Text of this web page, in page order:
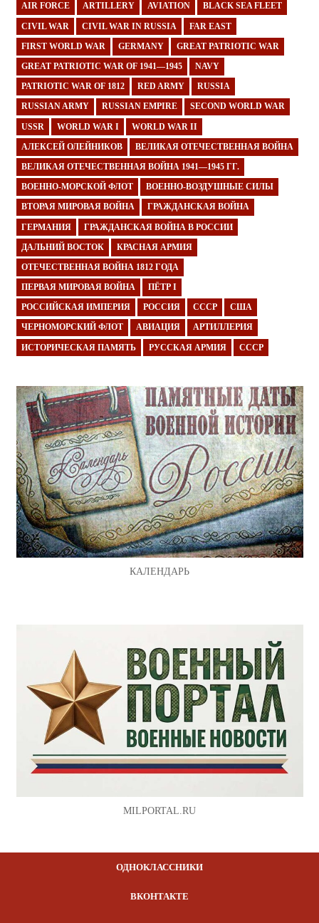
AIR FORCE ARTILLERY AVIATION BLACK SEA FLEET
CIVIL WAR CIVIL WAR IN RUSSIA FAR EAST
FIRST WORLD WAR GERMANY GREAT PATRIOTIC WAR
GREAT PATRIOTIC WAR OF 1941—1945 NAVY
PATRIOTIC WAR OF 1812 RED ARMY RUSSIA
RUSSIAN ARMY RUSSIAN EMPIRE SECOND WORLD WAR
USSR WORLD WAR I WORLD WAR II
АЛЕКСЕЙ ОЛЕЙНИКОВ ВЕЛИКАЯ ОТЕЧЕСТВЕННАЯ ВОЙНА
ВЕЛИКАЯ ОТЕЧЕСТВЕННАЯ ВОЙНА 1941—1945 ГГ.
ВОЕННО-МОРСКОЙ ФЛОТ ВОЕННО-ВОЗДУШНЫЕ СИЛЫ
ВТОРАЯ МИРОВАЯ ВОЙНА ГРАЖДАНСКАЯ ВОЙНА
ГЕРМАНИЯ ГРАЖДАНСКАЯ ВОЙНА В РОССИИ
ДАЛЬНИЙ ВОСТОК КРАСНАЯ АРМИЯ
ОТЕЧЕСТВЕННАЯ ВОЙНА 1812 ГОДА
ПЕРВАЯ МИРОВАЯ ВОЙНА ПЁТР I
РОССИЙСКАЯ ИМПЕРИЯ РОССИЯ СССР США
ЧЕРНОМОРСКИЙ ФЛОТ АВИАЦИЯ АРТИЛЛЕРИЯ
ИСТОРИЧЕСКАЯ ПАМЯТЬ РУССКАЯ АРМИЯ СССР
КАЛЕНДАРЬ
MILPORTAL.RU
ОДНОКЛАССНИКИ
ВКОНТАКТЕ